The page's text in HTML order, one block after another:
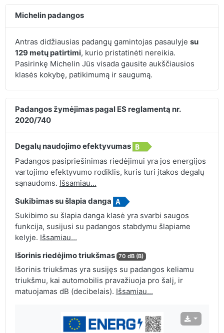
Michelin padangos
Antras didžiausias padangų gamintojas pasaulyje su
129 metų patirtimi, kurio pristatinėti nereikia.
Pasirinkę Michelin Jūs visada gausite aukščiausios
klasės kokybę, patikimumą ir saugumą.
Padangos žymėjimas pagal ES reglamentą nr.
2020/740
Degalų naudojimo efektyvumas
Padangos pasipriešinimas riedėjimui yra jos energijos
vartojimo efektyvumo rodiklis, kuris turi įtakos degalų
sąnaudoms. Išsamiau...
Sukibimas su šlapia danga
Sukibimo su šlapia danga klasė yra svarbi saugos
funkcija, susijusi su padangos stabdymu šlapiame
kelyje. Išsamiau...
Išorinis riedėjimo triukšmas 70 dB (B)
Išorinis triukšmas yra susijęs su padangos keliamu
triukšmu, kai automobilis pravažiuoja pro šalį, ir
matuojamas dB (decibelais). Išsamiau...